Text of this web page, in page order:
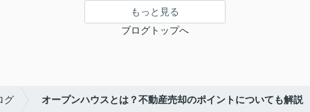
もっと見る
ブログトップへ
グ オープンハウスとは？不動産売却のポイントについても解説